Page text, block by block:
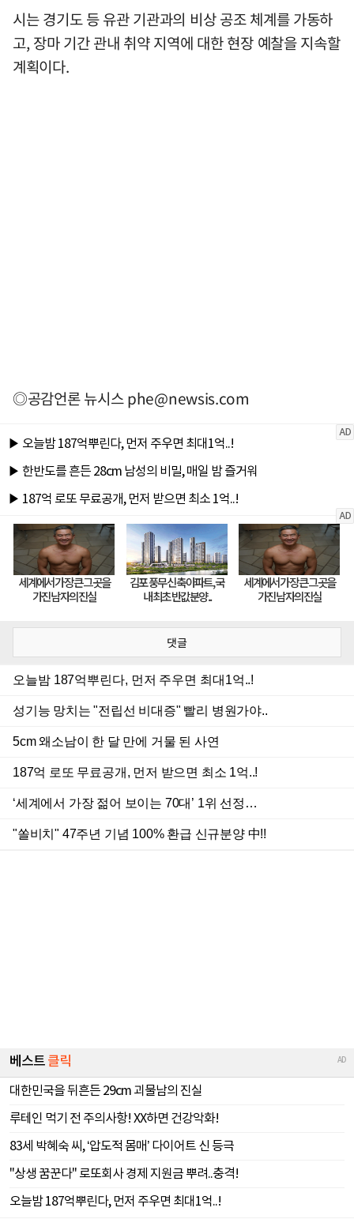
시는 경기도 등 유관 기관과의 비상 공조 체계를 가동하
고, 장마 기간 관내 취약 지역에 대한 현장 예찰을 지속할
계획이다.
◎공감언론 뉴시스phe@newsis.com
댓글